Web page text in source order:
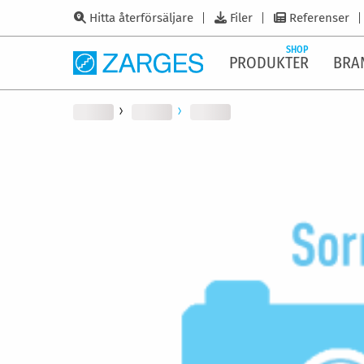
Hitta återförsäljare Filer Referenser
PRODUKTER
SHOP